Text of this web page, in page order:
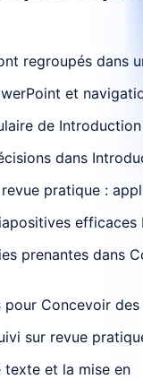
regroupés dans
et
de
dans
pratique :
prenantes dans
pour Concevoir
sur revue
texte et la mise en